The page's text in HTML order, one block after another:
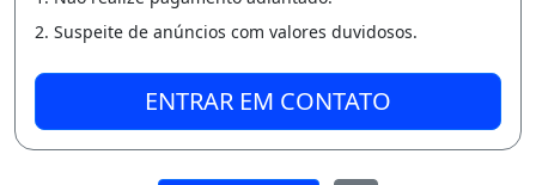
- Pequena horta.
- Balanço para adulto.
- Pergolado em Ipe.
- Namoradeira.
2. Suspeite de anúncios com valores duvidosos.
ENTRAR EM CONTATO